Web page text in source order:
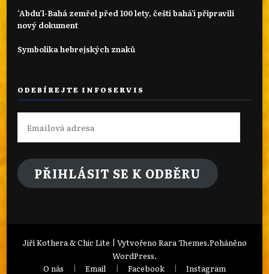
‘Abdu’l-Bahá zemřel před 100 lety, čeští bahá'í připravili
nový dokument
Symbolika hebrejských znaků
ODEBÍREJTE INFOSERVIS
Emailová
adresa
PŘIHLÁSIT SE K ODBĚRU
Jiří Kothera & Chic Lite | Vytvořeno Rara Themes.Poháněno
WordPress.
O nás
Email Facebook Instagram